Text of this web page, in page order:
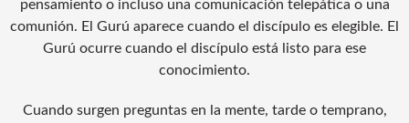
pensamiento o incluso una comunicación telepática o una
comunión. El Gurú aparece cuando el discípulo es elegible. El
Gurú ocurre cuando el discípulo está listo para ese
conocimiento.
Cuando surgen preguntas en la mente, tarde o temprano,